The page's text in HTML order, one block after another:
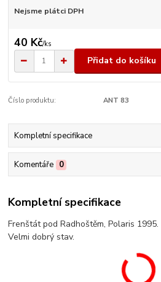
Nejsme plátci DPH
40 Kč/ks
Přidat do košíku
Číslo produktu: ANT 83
Kompletní specifikace
Komentáře 0
Kompletní specifikace
Frenštát pod Radhoštěm, Polaris 1995.
Velmi dobrý stav.